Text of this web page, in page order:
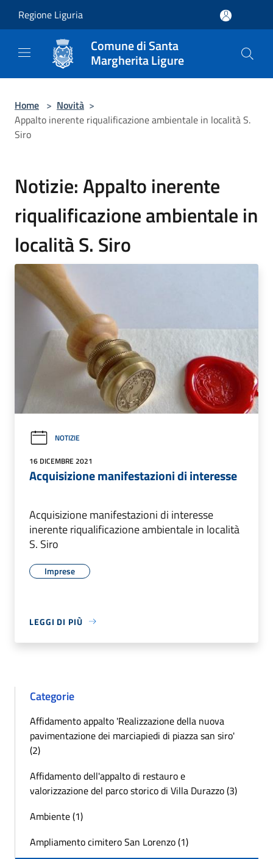
Regione Liguria
Comune di Santa
Margherita Ligure
Home > Novità >
Appalto inerente riqualificazione ambientale in località S.
Siro
Notizie: Appalto inerente
riqualificazione ambientale in
località S. Siro
NOTIZIE
16 DICEMBRE 2021
Acquisizione manifestazioni di interesse
Acquisizione manifestazioni di interesse
inerente riqualificazione ambientale in località
S. Siro
Imprese
LEGGI DI PIÙ
Categorie
Affidamento appalto 'Realizzazione della nuova
pavimentazione dei marciapiedi di piazza san siro'
(2)
Affidamento dell'appalto di restauro e
valorizzazione del parco storico di Villa Durazzo (3)
Ambiente (1)
Ampliamento cimitero San Lorenzo (1)